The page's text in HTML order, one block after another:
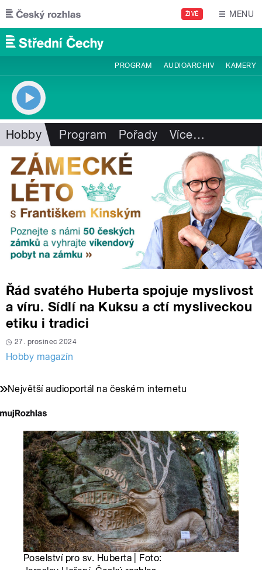
Přejít k hlavnímu obsahu
ŽIVĚ MENU
PROGRAM AUDIOARCHIV KAMERY
Hobby Program Pořady Více…
Řád svatého Huberta spojuje myslivost
a víru. Sídlí na Kuksu a ctí mysliveckou
etiku i tradici
27. prosinec 2024
Hobby magazín
Největší audioportál na českém internetu
Poselství pro sv. Huberta | Foto: